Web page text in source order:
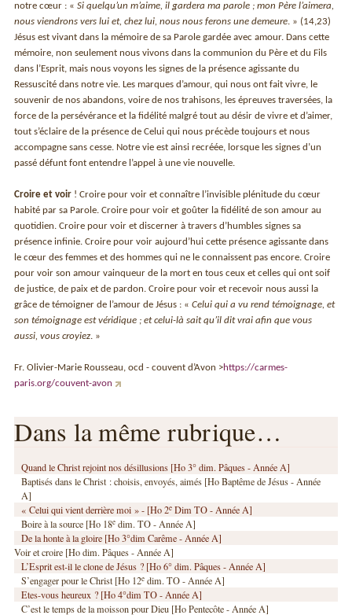
notre cœur : «Si quelqu’un m’aime, il gardera ma parole ; mon Père l’aimera,
nous viendrons vers lui et, chez lui, nous nous ferons une demeure. » (14,23)
Jésus est vivant dans la mémoire de sa Parole gardée avec amour. Dans cette
mémoire, non seulement nous vivons dans la communion du Père et du Fils
dans l’Esprit, mais nous voyons les signes de la présence agissante du
Ressuscité dans notre vie. Les marques d’amour, qui nous ont fait vivre, le
souvenir de nos abandons, voire de nos trahisons, les épreuves traversées, la
force de la persévérance et la fidélité malgré tout au désir de vivre et d’aimer,
tout s’éclaire de la présence de Celui qui nous précède toujours et nous
accompagne sans cesse. Notre vie est ainsi recréée, lorsque les signes d’un
passé défunt font entendre l’appel à une vie nouvelle.
Croire et voir ! Croire pour voir et connaître l’invisible plénitude du cœur
habité par sa Parole. Croire pour voir et goûter la fidélité de son amour au
quotidien. Croire pour voir et discerner à travers d’humbles signes sa
présence infinie. Croire pour voir aujourd’hui cette présence agissante dans
le cœur des femmes et des hommes qui ne le connaissent pas encore. Croire
pour voir son amour vainqueur de la mort en tous ceux et celles qui ont soif
de justice, de paix et de pardon. Croire pour voir et recevoir nous aussi la
grâce de témoigner de l’amour de Jésus : «Celui qui a vu rend témoignage, et
son témoignage est véridique ; et celui-là sait qu’il dit vrai afin que vous
aussi, vous croyiez. »
Fr. Olivier-Marie Rousseau, ocd - couvent d’Avon >https://carmes-
paris.org/couvent-avon
Dans la même rubrique…
Quand le Christ rejoint nos désillusions [Ho 3° dim. Pâques - Année A]
Baptisés dans le Christ : choisis, envoyés, aimés [Ho Baptême de Jésus - Année
A]
« Celui qui vient derrière moi » - [Ho 2e Dim TO - Année A]
Boire à la source [Ho 18e dim. TO - Année A]
De la honte à la gloire [Ho 3°dim Carême - Année A]
Voir et croire [Ho dim. Pâques - Année A]
L’Esprit est-il le clone de Jésus ? [Ho 6° dim. Pâques - Année A]
S’engager pour le Christ [Ho 12e dim. TO - Année A]
Etes-vous heureux ? [Ho 4°dim TO - Année A]
C’est le temps de la moisson pour Dieu [Ho Pentecôte - Année A]